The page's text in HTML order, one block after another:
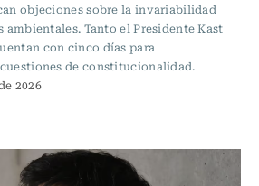
objeciones sobre la invariabilidad
Tanto el Presidente Kast
con cinco días para
de constitucionalidad.
2026